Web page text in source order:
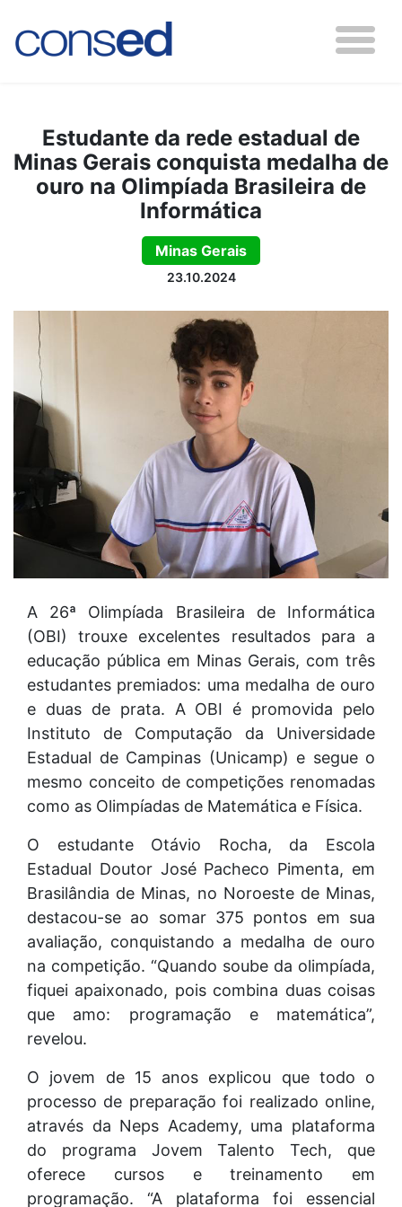
Estudante da rede estadual de
Minas Gerais conquista medalha de
ouro na Olimpíada Brasileira de
Informática
Minas Gerais
23.10.2024
A 26ª Olimpíada Brasileira de Informática
(OBI) trouxe excelentes resultados para a
educação pública em Minas Gerais, com três
estudantes premiados: uma medalha de ouro
e duas de prata. A OBI é promovida pelo
Instituto de Computação da Universidade
Estadual de Campinas (Unicamp) e segue o
mesmo conceito de competições renomadas
como as Olimpíadas de Matemática e Física.
O estudante Otávio Rocha, da Escola
Estadual Doutor José Pacheco Pimenta, em
Brasilândia de Minas, no Noroeste de Minas,
destacou-se ao somar 375 pontos em sua
avaliação, conquistando a medalha de ouro
na competição. “Quando soube da olimpíada,
fiquei apaixonado, pois combina duas coisas
que amo: programação e matemática”,
revelou.
O jovem de 15 anos explicou que todo o
processo de preparação foi realizado online,
através da Neps Academy, uma plataforma
do programa Jovem Talento Tech, que
oferece cursos e treinamento em
programação. “A plataforma foi essencial